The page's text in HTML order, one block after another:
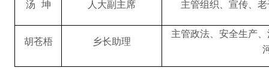
汤 坤 人大副主席 主管组织、宣传、
胡苍梧 乡长助理
主管政法、安全生产